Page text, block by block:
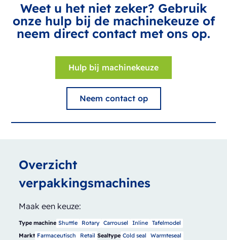
Weet u het niet zeker? Gebruik
onze hulp bij de machinekeuze of
neem direct contact met ons op.
Hulp bij machinekeuze
Neem contact op
Overzicht
verpakkingsmachines
Maak een keuze:
Type machine Shuttle Rotary Carrousel Inline Tafelmodel
Markt Farmaceutisch Retail Sealtype Cold seal
Warmteseal